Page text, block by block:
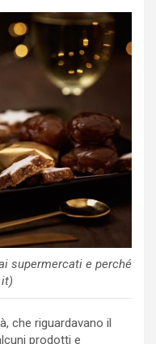
supermercati e perché
che riguardavano il
prodotti e